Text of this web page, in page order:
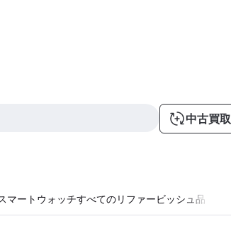
中古買取
マートウォッチすべてのリファービッシュ品